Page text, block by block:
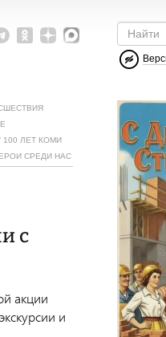
100 ЛЕТ КОМИ
СРЕДИ НАС
с
акции
и